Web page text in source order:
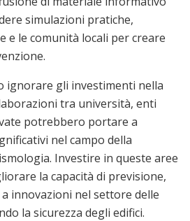
simulazioni pratiche,
e le comunità locali per creare
ignorare gli investimenti nella
tra università, enti
potrebbero portare a
nel campo della
Investire in queste aree
la capacità di previsione,
innovazioni nel settore delle
la sicurezza degli edifici.